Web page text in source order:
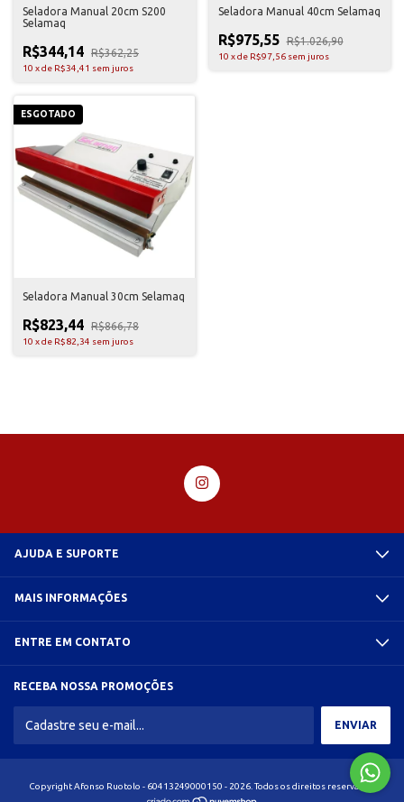
Seladora Manual 20cm S200
Selamaq
R$344,14 R$362,25
10 xde R$34,41 sem juros
Seladora Manual 40cm Selamaq
R$975,55 R$1.026,90
10 xde R$97,56 sem juros
ESGOTADO
Seladora Manual 30cm Selamaq
R$823,44 R$866,78
10 xde R$82,34 sem juros
AJUDA E SUPORTE
MAIS INFORMAÇÕES
ENTRE EM CONTATO
RECEBA NOSSA PROMOÇÕES
Copyright Afonso Ruotolo - 60413249000150 - 2026. Todos os direitos reservados.